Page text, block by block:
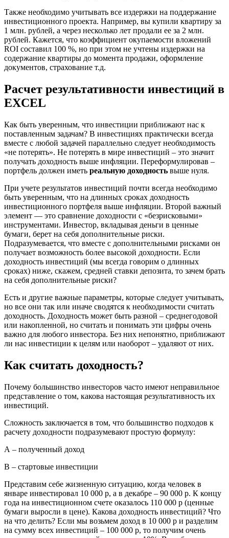
Также необходимо учитывать все издержки на поддержание
инвестиционного проекта. Например, вы купили квартиру за
1 млн. рублей, а через несколько лет продали ее за 2 млн.
рублей. Кажется, что коэффициент окупаемости вложений
ROI составил 100 %, но при этом не учтены издержки на
содержание квартиры до момента продажи, оформление
документов, страхование т.д.
Расчет результативности инвестиций в
EXCEL
Как быть уверенным, что инвестиции приближают нас к
поставленным задачам? В инвестициях практически всегда
вместе с любой задачей параллельно следует необходимость
«не потерять». Не потерять в мире инвестиций – это значит
получать доходность выше инфляции. Переформулировав –
портфель должен иметь реальную доходность выше нуля.
При учете результатов инвестиций почти всегда необходимо
быть уверенным, что на длинных сроках доходность
инвестиционного портфеля выше инфляции. Второй важный
элемент — это сравнение доходности с «безрисковыми»
инструментами. Инвестор, вкладывая деньги в ценные
бумаги, берет на себя дополнительные риски.
Подразумевается, что вместе с дополнительными рисками он
получает возможность более высокой доходности. Если
доходность инвестиций (мы всегда говорим о длинных
сроках) ниже, скажем, средней ставки депозита, то зачем брать
на себя дополнительные риски?
Есть и другие важные параметры, которые следует учитывать,
но все они так или иначе сводятся к необходимости считать
доходность. Доходность может быть разной – среднегодовой
или накопленной, но считать и понимать эти цифры очень
важно для любого инвестора. Без них непонятно, приближают
ли нас инвестиции к целям или наоборот – удаляют от них.
Как считать доходность?
Почему большинство инвесторов часто имеют неправильное
представление о том, какова настоящая результативность их
инвестиций.
Сложность заключается в том, что большинство подходов к
расчету доходности подразумевают простую формулу:
А – полученный доход
В – стартовые инвестиции
Представим себе жизненную ситуацию, когда человек в
январе инвестировал 10 000 р, а в декабре – 90 000 р. К концу
года на инвестиционном счете оказалось 110 000 р (ценные
бумаги выросли в цене). Какова доходность инвестиций? Что
на что делить? Если мы возьмем доход в 10 000 р и разделим
на сумму всех инвестиций – 100 000 р, то получим очень